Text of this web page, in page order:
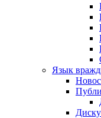
Язык